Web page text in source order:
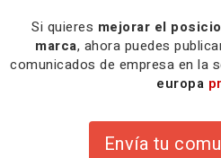
Si quieres mejorar el
marca, ahora puedes
comunicados de empresa en la
europa
Envía tu